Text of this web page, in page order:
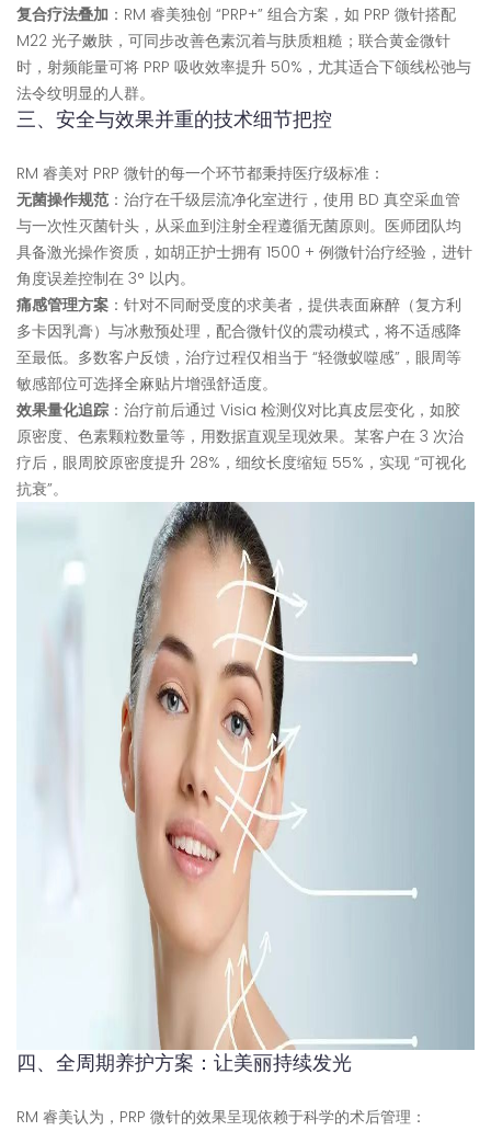
复合疗法叠加 ：RM 睿美独创 “PRP+” 组合方案，如 PRP 微针搭配
M22 光子嫩肤，可同步改善色素沉着与肤质粗糙；联合黄金微针
时，射频能量可将 PRP 吸收效率提升 50%，尤其适合下颌线松弛与
法令纹明显的人群。
三、安全与效果并重的技术细节把控
RM 睿美对 PRP 微针的每一个环节都秉持医疗级标准：
无菌操作规范 ：治疗在千级层流净化室进行，使用 BD 真空采血管
与一次性灭菌针头，从采血到注射全程遵循无菌原则。医师团队均
具备激光操作资质，如胡正护士拥有 1500 + 例微针治疗经验，进针
角度误差控制在 3° 以内。
痛感管理方案 ：针对不同耐受度的求美者，提供表面麻醉（复方利
多卡因乳膏）与冰敷预处理，配合微针仪的震动模式，将不适感降
至最低。多数客户反馈，治疗过程仅相当于 “轻微蚁噬感”，眼周等
敏感部位可选择全麻贴片增强舒适度。
效果量化追踪 ：治疗前后通过 Visia 检测仪对比真皮层变化，如胶
原密度、色素颗粒数量等，用数据直观呈现效果。某客户在 3 次治
疗后，眼周胶原密度提升 28%，细纹长度缩短 55%，实现 “可视化
抗衰”。
四、全周期养护方案：让美丽持续发光
RM 睿美认为，PRP 微针的效果呈现依赖于科学的术后管理：